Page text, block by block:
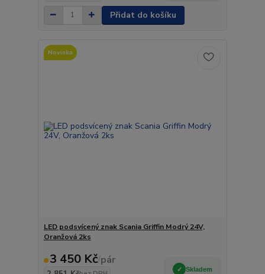
Přidat do košíku
Novinka
LED podsvícený znak Scania Griffin Modrý 24V,
Oranžová 2ks
3 450 Kč/pár
Skladem